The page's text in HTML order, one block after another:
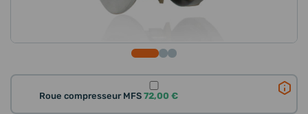
Roue compresseur MFS72,00 €